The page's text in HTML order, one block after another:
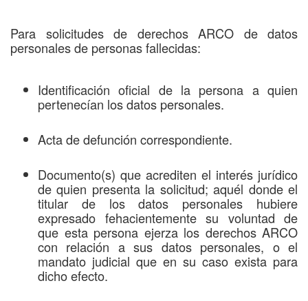
Para solicitudes de derechos ARCO de datos
personales de personas fallecidas:
Identificación oficial de la persona a quien
pertenecían los datos personales.
Acta de defunción correspondiente.
Documento(s) que acrediten el interés jurídico
de quien presenta la solicitud; aquél donde el
titular de los datos personales hubiere
expresado fehacientemente su voluntad de
que esta persona ejerza los derechos ARCO
con relación a sus datos personales, o el
mandato judicial que en su caso exista para
dicho efecto.